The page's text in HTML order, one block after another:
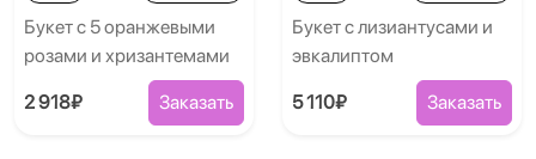
Букет с 5 оранжевыми
розами и хризантемами
2 918₽ Заказать
Букет с лизиантусами и
эвкалиптом
5 110₽ Заказать